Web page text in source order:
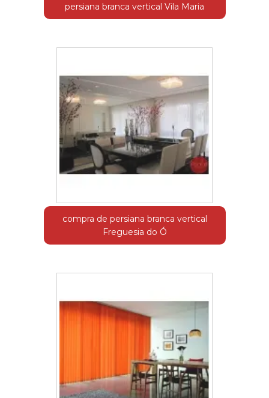
persiana branca vertical Vila Maria
compra de persiana branca vertical
Freguesia do Ó